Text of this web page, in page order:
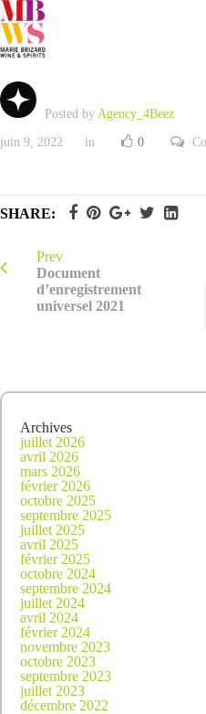
Texte des projets de
Posted by Agency_4Beez
juin 9, 2022 in 0
SHARE:
Prev
Document
d’enregistrement
universel 2021
Archives
juillet 2026
avril 2026
mars 2026
février 2026
octobre 2025
septembre 2025
juillet 2025
avril 2025
février 2025
octobre 2024
septembre 2024
juillet 2024
avril 2024
février 2024
novembre 2023
octobre 2023
septembre 2023
juillet 2023
décembre 2022